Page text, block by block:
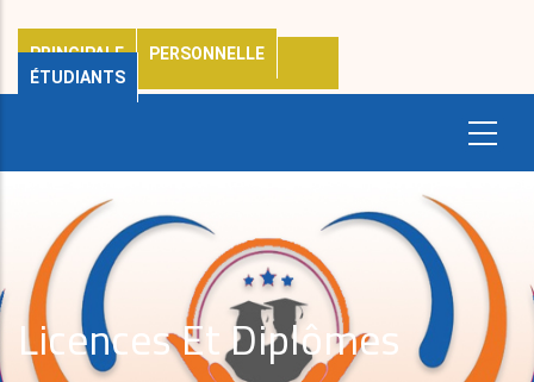
PRINCIPALE
PERSONNELLE
ÉTUDIANTS
Licences Et Diplômes